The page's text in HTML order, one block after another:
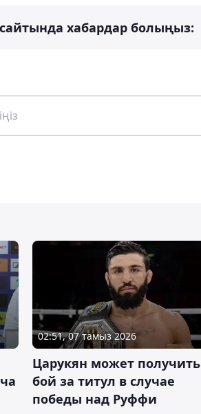
хабардар болыңыз:
02:51, 07 тамыз 2026
Царукян может получить
бой за титул в случае
победы над Руффи